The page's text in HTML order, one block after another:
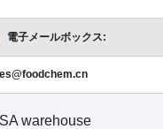
電子メールボックス:
warehouse